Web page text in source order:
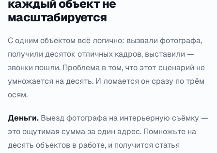
каждый объект не
масштабируется
С одним объектом всё логично: вызвали фотографа,
получили десяток отличных кадров, выставили —
звонки пошли. Проблема в том, что этот сценарий не
умножается на десять. И ломается он сразу по трём
осям.
Деньги. Выезд фотографа на интерьерную съёмку —
это ощутимая сумма за один адрес. Помножьте на
десять объектов в работе, и получится статья